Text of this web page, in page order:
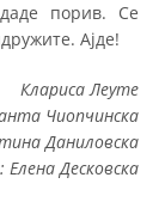
порив. Се
Ајде!
Клариса Леуте
Чиопчинска
Даниловска
Десковска